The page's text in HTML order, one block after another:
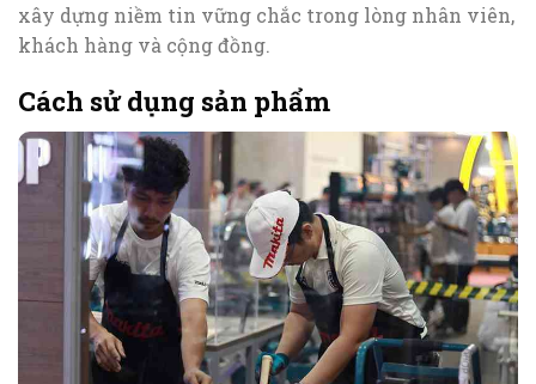
xây dựng niềm tin vững chắc trong lòng nhân viên,
khách hàng và cộng đồng.
Cách sử dụng sản phẩm